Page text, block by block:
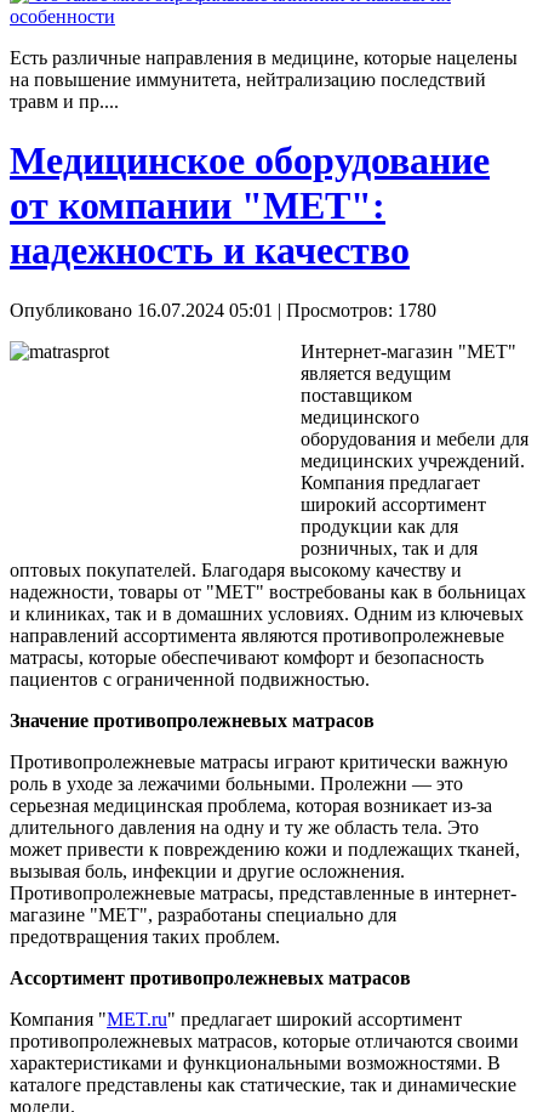
Есть различные направления в медицине, которые нацелены
на повышение иммунитета, нейтрализацию последствий
травм и пр....
Медицинское оборудование
от компании "МЕТ":
надежность и качество
Опубликовано 16.07.2024 05:01 | Просмотров: 1780
Интернет-магазин "МЕТ"
является ведущим
поставщиком
медицинского
оборудования и мебели для
медицинских учреждений.
Компания предлагает
широкий ассортимент
продукции как для
розничных, так и для
оптовых покупателей. Благодаря высокому качеству и
надежности, товары от "МЕТ" востребованы как в больницах
и клиниках, так и в домашних условиях. Одним из ключевых
направлений ассортимента являются противопролежневые
матрасы, которые обеспечивают комфорт и безопасность
пациентов с ограниченной подвижностью.
Значение противопролежневых матрасов
Противопролежневые матрасы играют критически важную
роль в уходе за лежачими больными. Пролежни — это
серьезная медицинская проблема, которая возникает из-за
длительного давления на одну и ту же область тела. Это
может привести к повреждению кожи и подлежащих тканей,
вызывая боль, инфекции и другие осложнения.
Противопролежневые матрасы, представленные в интернет-
магазине "МЕТ", разработаны специально для
предотвращения таких проблем.
Ассортимент противопролежневых матрасов
Компания "MET.ru" предлагает широкий ассортимент
противопролежневых матрасов, которые отличаются своими
характеристиками и функциональными возможностями. В
каталоге представлены как статические, так и динамические
модели.